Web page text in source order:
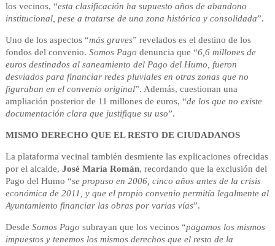
los vecinos, “esta clasificación ha supuesto años de abandono
institucional, pese a tratarse de una zona histórica y consolidada”.
Uno de los aspectos “más graves” revelados es el destino de los
fondos del convenio. Somos Pago denuncia que “6,6 millones de
euros destinados al saneamiento del Pago del Humo, fueron
desviados para financiar redes pluviales en otras zonas que no
figuraban en el convenio original”. Además, cuestionan una
ampliación posterior de 11 millones de euros, “de los que no existe
documentación clara que justifique su uso”.
MISMO DERECHO QUE EL RESTO DE CIUDADANOS
La plataforma vecinal también desmiente las explicaciones ofrecidas
por el alcalde, José María Román, recordando que la exclusión del
Pago del Humo “se propuso en 2006, cinco años antes de la crisis
económica de 2011, y que el propio convenio permitía legalmente al
Ayuntamiento financiar las obras por varias vías”.
Desde Somos Pago subrayan que los vecinos “pagamos los mismos
impuestos y tenemos los mismos derechos que el resto de la